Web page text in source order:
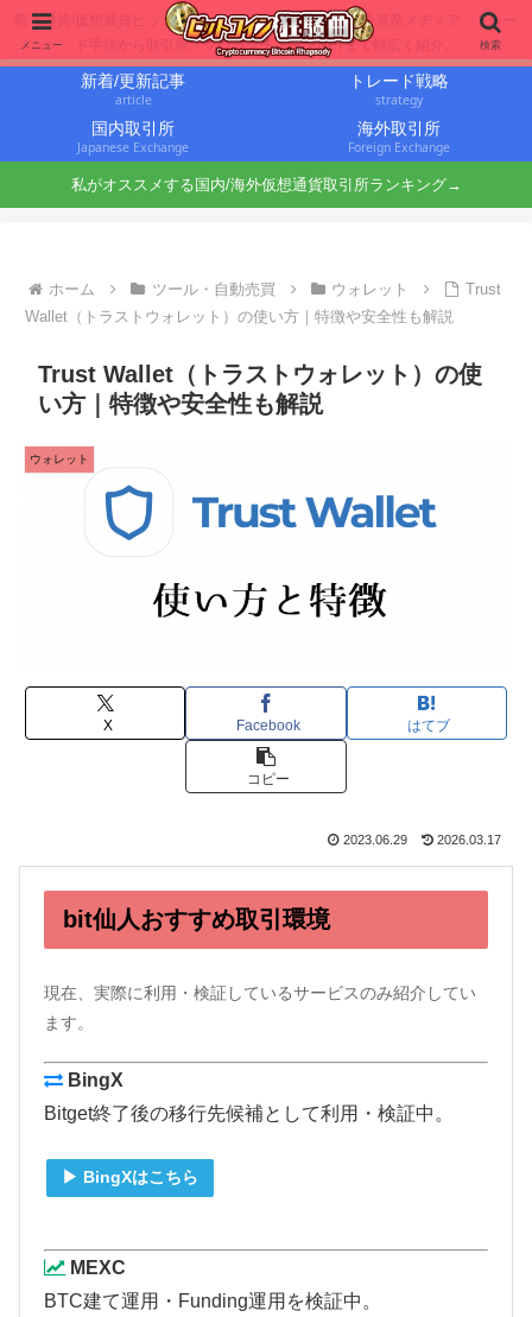
暗号通貨/仮想通貨ビットコインに投資するbit仙人の暗号資産メディア。トレー
ド手法から取引所、ブロックチェーンNFTまで幅広く紹介。
新着/更新記事
article
トレード戦略
strategy
国内取引所
Japanese Exchange
海外取引所
Foreign Exchange
私がオススメする国内/海外仮想通貨取引所ランキング→
ホーム ツール・自動売買 ウォレット
Trust
Wallet（トラストウォレット）の使い方｜特徴や安全性も解説
Trust Wallet（トラストウォレット）の使
い方｜特徴や安全性も解説
ウォレット
X Facebook はてブ
コピー
2023.06.29 2026.03.17
bit仙人おすすめ取引環境
現在、実際に利用・検証しているサービスのみ紹介してい
ます。
BingX
Bitget終了後の移行先候補として利用・検証中。
▶ BingXはこちら
MEXC
BTC建て運用・Funding運用を検証中。
メニュー 検索